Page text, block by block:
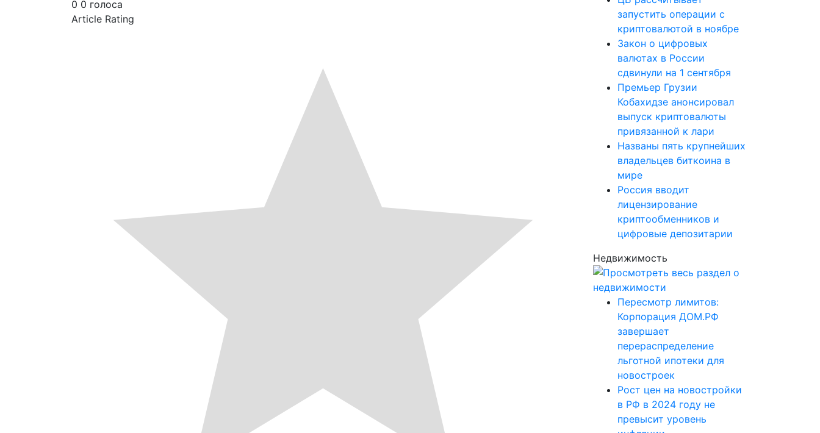
0 0 голоса
Article Rating
запустить операции с
криптовалютой в ноябре
Закон о цифровых
валютах в России
сдвинули на 1 сентября
Премьер Грузии
Кобахидзе анонсировал
выпуск криптовалюты
привязанной к лари
Названы пять крупнейших
владельцев биткоина в
мире
Россия вводит
лицензирование
криптообменников и
цифровые депозитарии
Недвижимость
Пересмотр лимитов:
Корпорация ДОМ.РФ
завершает
перераспределение
льготной ипотеки для
новостроек
Рост цен на новостройки
в РФ в 2024 году не
превысит уровень